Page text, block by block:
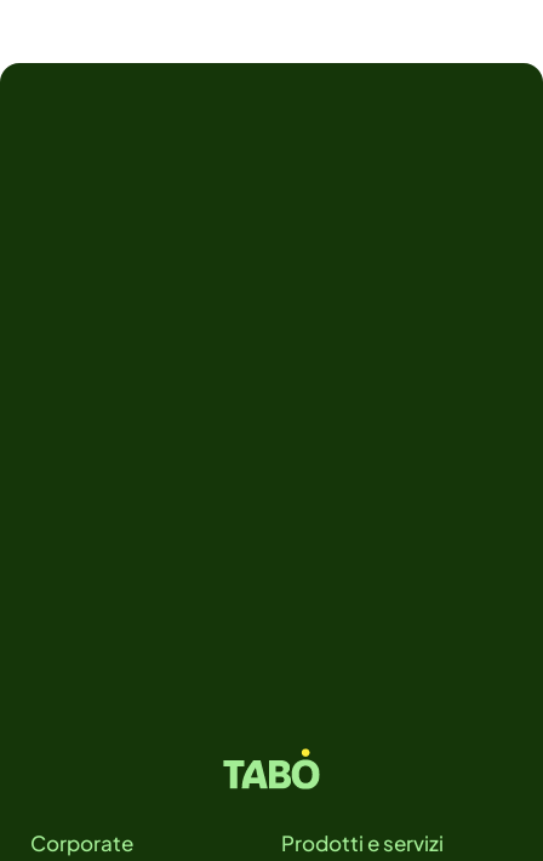
Corporate Prodotti e servizi